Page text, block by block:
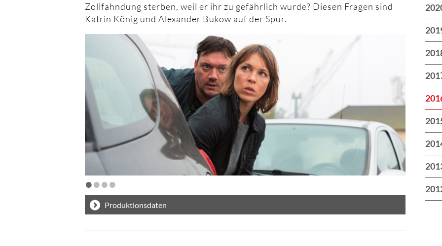
Zollfahndung sterben, weil er ihr zu gefährlich wurde? Diesen Fragen sind
Katrin König und Alexander Bukow auf der Spur.
••••
Produktionsdaten